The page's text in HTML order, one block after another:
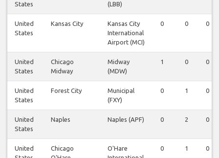
States
(LBB)
United
States
Kansas City
Kansas City
International
Airport (MCI)
0 0 0
United
States
Chicago
Midway
Midway
(MDW)
1 0 0
United
States
Forest City
Municipal
(FXY)
0 1 0
United
States
Naples Naples (APF) 0 2 0
United
Chicago
O'Hare
0 1 0